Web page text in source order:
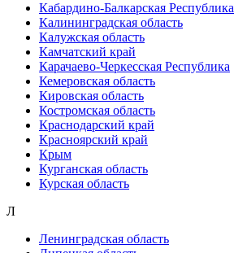
Кабардино-Балкарская Республика
Калининградская область
Калужская область
Камчатский край
Карачаево-Черкесская Республика
Кемеровская область
Кировская область
Костромская область
Краснодарский край
Красноярский край
Крым
Курганская область
Курская область
Л
Ленинградская область